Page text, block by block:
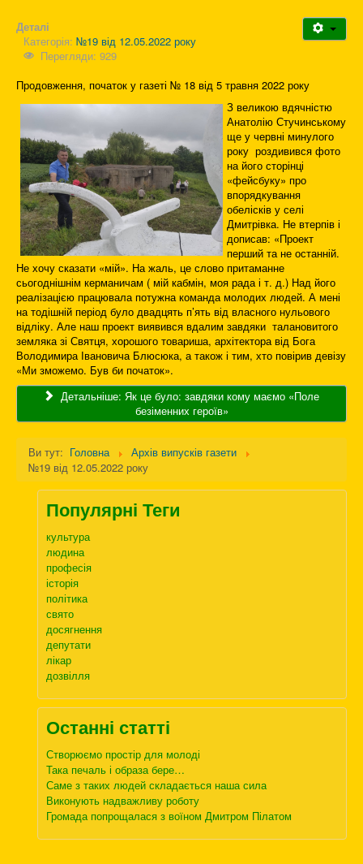
Деталі
Категорія: №19 від 12.05.2022 року
Перегляди: 929
Продовження, початок у газеті № 18 від 5 травня 2022 року
З великою вдячністю
Анатолію Стучинському
ще у червні минулого
року роздивився фото
на його сторінці
«фейсбуку» про
впорядкування
обелісків у селі
Дмитрівка. Не втерпів і
дописав: «Проект
перший та не останній.
Не хочу сказати «мій». На жаль, це слово притаманне
сьогоднішнім керманичам ( мій кабмін, моя рада і т. д.) Над його
реалізацією працювала потужна команда молодих людей. А мені
на тодішній період було двадцять п’ять від власного нульового
відліку. Але наш проект виявився вдалим завдяки талановитого
земляка зі Святця, хорошого товариша, архітектора від Бога
Володимира Івановича Блюсюка, а також і тим, хто повірив девізу
«Ми зможемо. Був би початок».
Детальніше: Як це було: завдяки кому маємо «Поле
безіменних героїв»
Ви тут: Головна
Архів випусків газети
№19 від 12.05.2022 року
Популярні Теги
культура
людина
професія
історія
політика
свято
досягнення
депутати
лікар
дозвілля
Останні статті
Створюємо простір для молоді
Така печаль і образа бере…
Саме з таких людей складається наша сила
Виконують надважливу роботу
Громада попрощалася з воїном Дмитром Пілатом